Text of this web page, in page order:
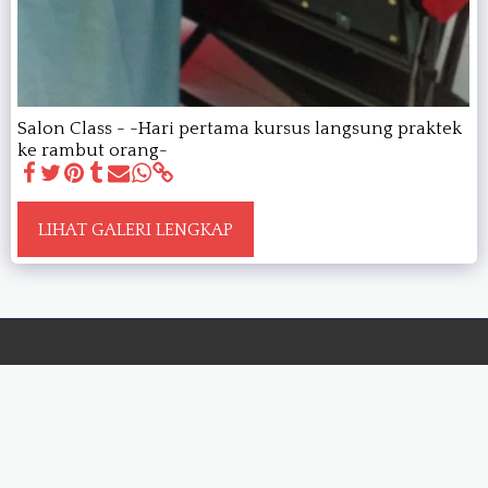
Salon Class - -Hari pertama kursus langsung praktek
ke rambut orang-
LIHAT GALERI LENGKAP
BERANDA